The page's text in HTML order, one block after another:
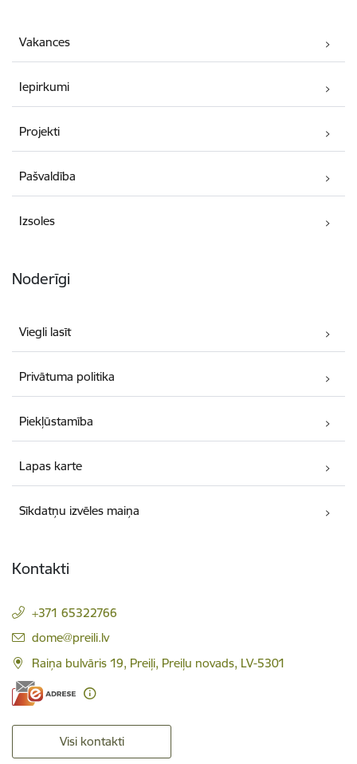
Vakances
Iepirkumi
Projekti
Pašvaldība
Izsoles
Noderīgi
Viegli lasīt
Privātuma politika
Piekļūstamība
Lapas karte
Sīkdatņu izvēles maiņa
Kontakti
+371 65322766
E-pasts:
dome@preili.lv
Raiņa bulvāris 19, Preiļi, Preiļu novads, LV-5301
Visi kontakti